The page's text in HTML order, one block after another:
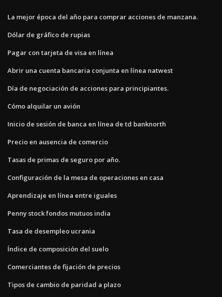
La mejor época del año para comprar acciones de manzana.
Dólar de gráfico de rupias
Pagar con tarjeta de visa en línea
Abrir una cuenta bancaria conjunta en línea natwest
Día de negociación de acciones para principiantes.
Cómo alquilar un avión
Inicio de sesión de banca en línea de td banknorth
Precio en ausencia de comercio
Tasas de primas de seguro por año.
Configuración de la mesa de operaciones en casa
Aprendizaje en línea entre iguales
Penny stock fondos mutuos india
Tasa de desempleo ucrania
Índice de composición del suelo
Comerciantes de fijación de precios
Tipos de cambio de paridad a plazo